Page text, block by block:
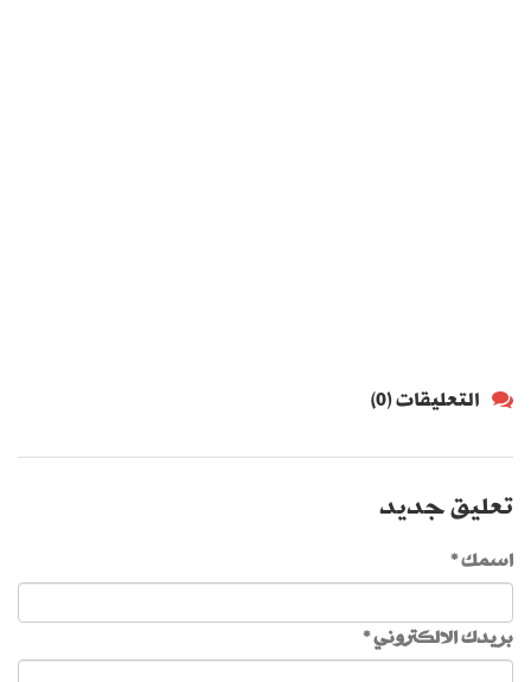
التعليقات (0)
تعليق جديد
اسمك *
بريدك الالكتروني *